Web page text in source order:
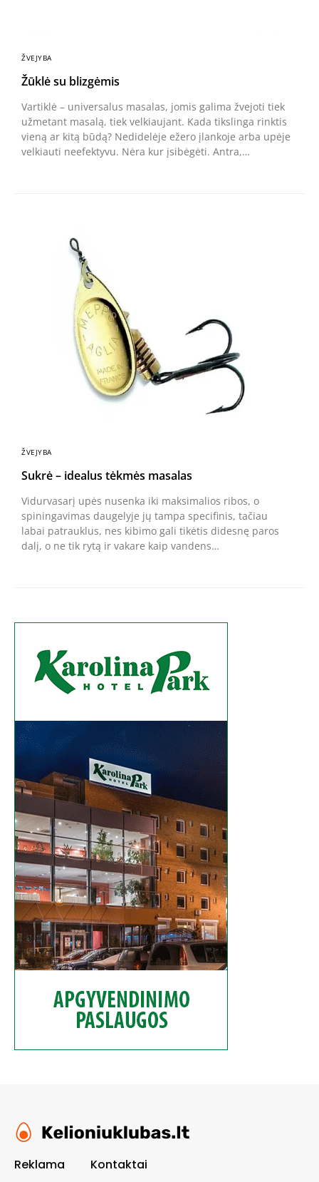
ŽVEJYBA
Žūklė su blizgėmis
Vartiklė – universalus masalas, jomis galima žvejoti tiek
už­metant masalą, tiek velkiaujant. Kada tikslinga rinktis
vieną ar kitą būdą? Nedidelėje ežero įlankoje arba upėje
velkiauti ne­efektyvu. Nėra kur įsibėgėti. Antra,…
ŽVEJYBA
Sukrė – idealus tėkmės masalas
Vidurvasarį upės nusenka iki maksimalios ribos, o
spiningavimas daugelyje jų tampa specifinis, tačiau
labai patrauklus, nes kibimo gali tikėtis didesnę paros
dalį, o ne tik rytą ir vakare kaip vandens…
Reklama Kontaktai